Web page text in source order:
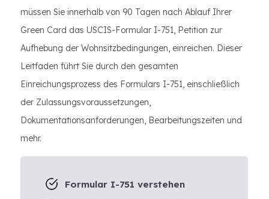
müssen Sie innerhalb von 90 Tagen nach Ablauf Ihrer
Green Card das USCIS-Formular I-751, Petition zur
Aufhebung der Wohnsitzbedingungen, einreichen. Dieser
Leitfaden führt Sie durch den gesamten
Einreichungsprozess des Formulars I-751, einschließlich
der Zulassungsvoraussetzungen,
Dokumentationsanforderungen, Bearbeitungszeiten und
mehr.
Formular I-751 verstehen